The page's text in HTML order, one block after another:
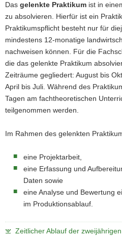
Das gelenkte Praktikum ist in
zu absolvieren. Hierfür ist ein
Praktikumspflicht besteht nur für
mindestens 12-monatige
nachweisen können. Für die
die das gelenkte Praktikum
Zeiträume gegliedert: August bis
April bis Juli. Während des
Tagen am fachtheoretischen
teilgenommen werden.
Im Rahmen des gelenkten
eine Projektarbeit,
eine Erfassung und
Daten sowie
eine Analyse und Bewertung
im Produktionsablauf.
Zeitlicher Ablauf der